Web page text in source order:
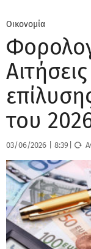
Οικονομία
του
03/06/2026 8:39